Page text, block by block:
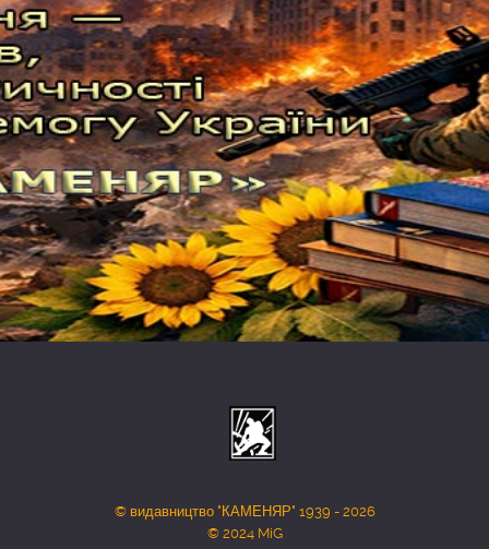
© видавництво "КАМЕНЯР" 1939 - 2026
© 2024 MiG